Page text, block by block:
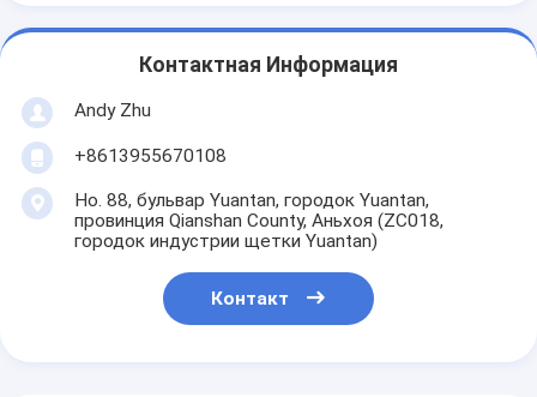
Контактная Информация
Andy Zhu
+8613955670108
Но. 88, бульвар Yuantan, городок Yuantan,
провинция Qianshan County, Аньхоя (ZC018,
городок индустрии щетки Yuantan)
Контакт